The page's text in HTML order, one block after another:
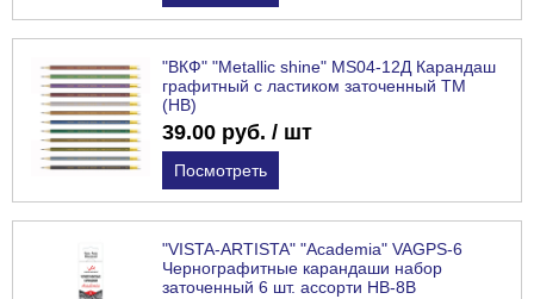
"ВКФ" "Metallic shine" MS04-12Д Карандаш
графитный с ластиком заточенный ТМ
(HB)
39.00 руб. / шт
Посмотреть
"VISTA-ARTISTA" "Academia" VAGPS-6
Чернографитные карандаши набор
заточенный 6 шт. ассорти HB-8B